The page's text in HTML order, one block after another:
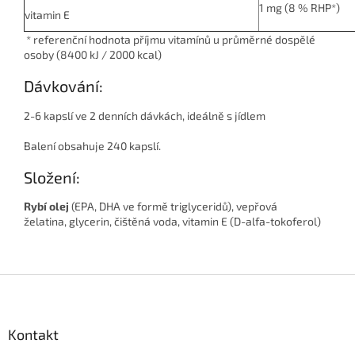
vitamin E
1 mg (8 % RHP*)
* referenční hodnota příjmu vitamínů u průměrné dospělé
osoby (8400 kJ / 2000 kcal)
Dávkování:
2-6 kapslí ve 2 denních dávkách, ideálně s jídlem
Balení obsahuje 240 kapslí.
Složení:
Rybí olej (EPA, DHA ve formě triglyceridů), vepřová
želatina, glycerin, čištěná voda, vitamin E (D-alfa-tokoferol)
Kontakt